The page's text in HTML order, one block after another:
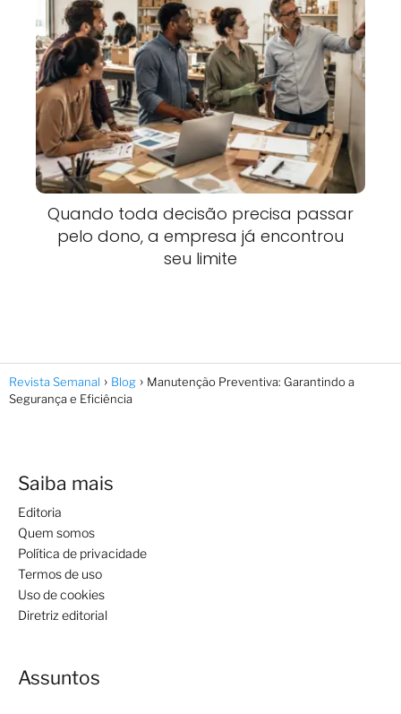
Quando toda decisão precisa passar
pelo dono, a empresa já encontrou
seu limite
Revista Semanal Blog
Manutenção Preventiva: Garantindo a
Segurança e Eficiência
Saiba mais
Editoria
Quem somos
Política de privacidade
Termos de uso
Uso de cookies
Diretriz editorial
Assuntos